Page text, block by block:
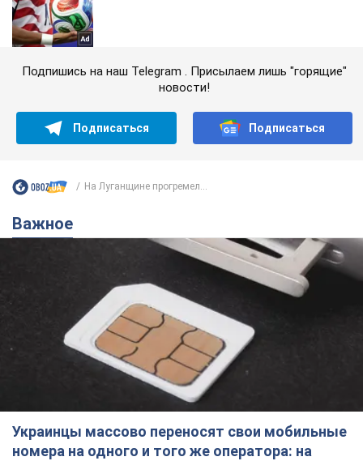
Подпишись на наш Telegram . Присылаем лишь "горящие"
новости!
Подписаться Подписаться
На Луганщине прогремел...
Важное
Украинцы массово переносят свои мобильные
номера на одного и того же оператора: на